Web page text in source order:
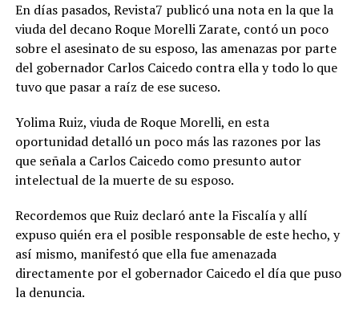
En días pasados, Revista7 publicó una nota en la que la
viuda del decano Roque Morelli Zarate, contó un poco
sobre el asesinato de su esposo, las amenazas por parte
del gobernador Carlos Caicedo contra ella y todo lo que
tuvo que pasar a raíz de ese suceso.
Yolima Ruiz, viuda de Roque Morelli, en esta
oportunidad detalló un poco más las razones por las
que señala a Carlos Caicedo como presunto autor
intelectual de la muerte de su esposo.
Recordemos que Ruiz declaró ante la Fiscalía y allí
expuso quién era el posible responsable de este hecho, y
así mismo, manifestó que ella fue amenazada
directamente por el gobernador Caicedo el día que puso
la denuncia.